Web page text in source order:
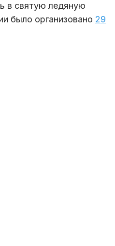
в святую ледяную
было организовано 29